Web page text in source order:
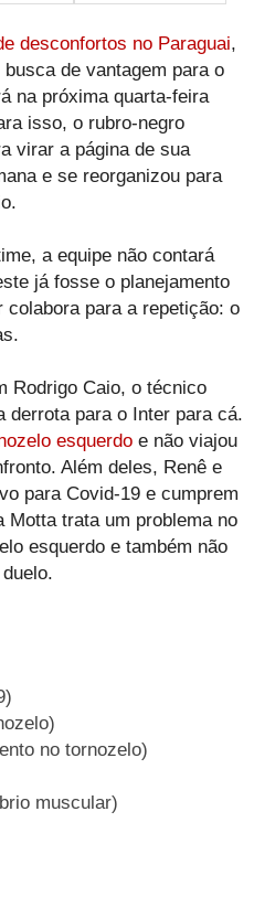
desconfortos no Paraguai,
de vantagem para o
na próxima quarta-feira
isso, o rubro-negro
virar a página de sua
e se reorganizou para
a equipe não contará
já fosse o planejamento
colabora para a repetição: o
Rodrigo Caio, o técnico
derrota para o Inter para cá.
esquerdo e não viajou
Além deles, Renê e
para Covid-19 e cumprem
trata um problema no
esquerdo e também não
no tornozelo)
muscular)